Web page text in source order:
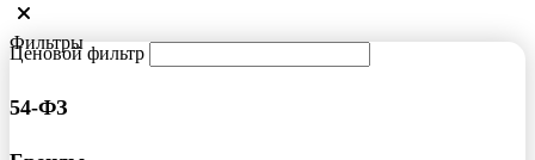
Фильтры
Ценовой фильтр
54-ФЗ